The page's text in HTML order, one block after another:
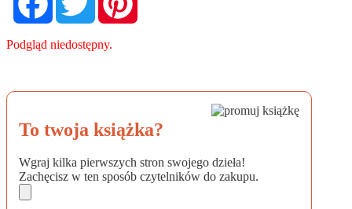
Podgląd niedostępny.
To twoja książka?
Wgraj kilka pierwszych stron swojego dzieła!
Zachęcisz w ten sposób czytelników do zakupu.